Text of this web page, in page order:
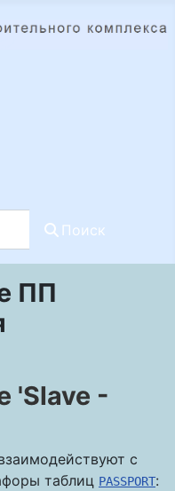
Поиск
ПП
'Slave -
с
таблиц PASSPORT: